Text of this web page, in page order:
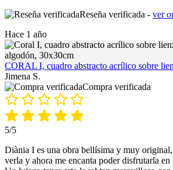
Reseña verificada - ver
Hace 1 año
CORAL I, cuadro abstracto acrílico sobre
Jimena S.
Compra verificada
5/5
Diània I es una obra bellísima y muy
verla y ahora me encanta poder disfrutarla en